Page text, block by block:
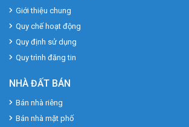
Giới thiệu chung
Quy chế hoạt động
Quy định sử dụng
Quy trình đăng tin
NHÀ ĐẤT BÁN
Bán nhà riêng
Bán nhà mặt phố